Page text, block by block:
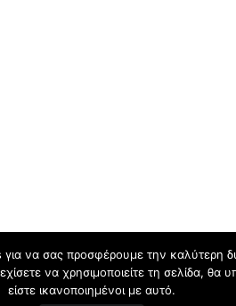
να σας προσφέρουμε την καλύτερη
να χρησιμοποιείτε τη σελίδα, θα
είστε ικανοποιημένοι με αυτό.